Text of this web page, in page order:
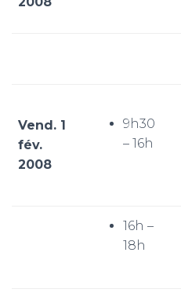
Vend. 1
fév.
2008
9h30
– 16h
16h –
18h